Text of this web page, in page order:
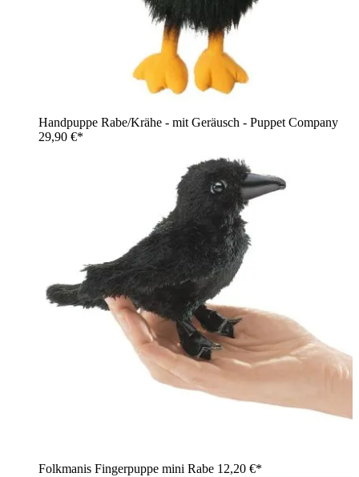
Handpuppe Rabe/Krähe - mit Geräusch - Puppet Company
29,90 €*
Folkmanis Fingerpuppe mini Rabe 12,20 €*